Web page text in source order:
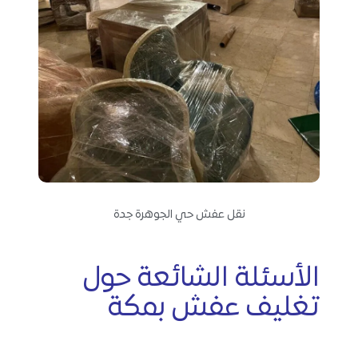
نقل عفش حي الجوهرة جدة
الأسئلة الشائعة حول
تغليف عفش بمكة